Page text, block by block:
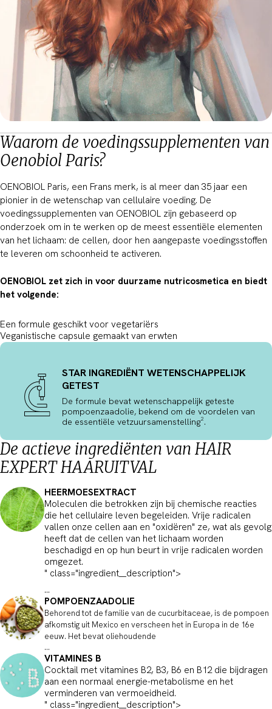
Waarom de voedingssupplementen van
Oenobiol Paris?
OENOBIOL Paris, een Frans merk, is al meer dan 35 jaar een
pionier in de wetenschap van cellulaire voeding. De
voedingssupplementen van OENOBIOL zijn gebaseerd op
onderzoek om in te werken op de meest essentiële elementen
van het lichaam: de cellen, door hen aangepaste voedingsstoffen
te leveren om schoonheid te activeren.
OENOBIOL zet zich in voor duurzame nutricosmetica en biedt
het volgende:
Een formule geschikt voor vegetariërs
Veganistische capsule gemaakt van erwten
STAR INGREDIËNT WETENSCHAPPELIJK
GETEST
De formule bevat wetenschappelijk geteste
pompoenzaadolie, bekend om de voordelen van
de essentiële vetzuursamenstelling².
De actieve ingrediënten van HAIR
EXPERT HAARUITVAL
HEERMOESEXTRACT
Moleculen die betrokken zijn bij chemische reacties
die het cellulaire leven begeleiden. Vrije radicalen
vallen onze cellen aan en "oxidëren" ze, wat als gevolg
heeft dat de cellen van het lichaam worden
beschadigd en op hun beurt in vrije radicalen worden
omgezet.
" class="ingredient__description">
...
POMPOENZAADOLIE
Behorend tot de familie van de cucurbitaceae, is de pompoen
afkomstig uit Mexico en verscheen het in Europa in de 16e
eeuw. Het bevat oliehoudende
...
VITAMINES B
Cocktail met vitamines B2, B3, B6 en B12 die bijdragen
aan een normaal energie-metabolisme en het
verminderen van vermoeidheid.
" class="ingredient__description">